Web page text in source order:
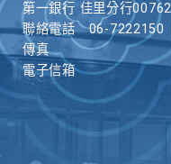
第一銀行 佳里分行
聯絡電話
06-7222150
傳真
電子信箱